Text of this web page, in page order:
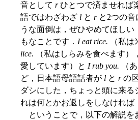
音として rひとつで済ませれば
語ではわざわざ l と rと2つの音
うな面倒は，ぜひやめてほし
もなことです． I eat rice. （私は
lice. （私はしらみを食べます），
愛しています）と I rub you. （
ど，日本語母語話者が l と rの
ダシにした，ちょっと頭に来る
れは何とかお返しをしなければ
ということで，以下の解説を